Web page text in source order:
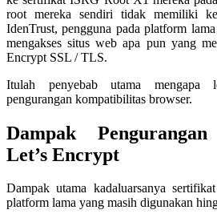
root mereka sendiri tidak memiliki
IdenTrust, pengguna pada platform
mengakses situs web apa pun yang
Encrypt SSL / TLS.
Itulah penyebab utama mengapa
pengurangan kompatibilitas browser.
Dampak
Let’s Encrypt
Dampak utama kadaluarsanya
platform lama yang masih digunakan